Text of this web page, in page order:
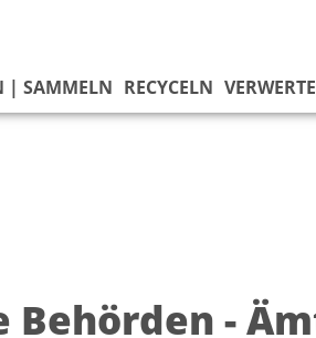
| SAMMELN RECYCELN
-